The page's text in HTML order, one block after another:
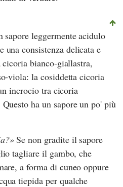
leggermente acidulo
una consistenza delicata e
bianco-giallastra,
viola: la cosiddetta cicoria
incrocio tra cicoria
Questo ha un sapore un po' più
Se non gradite il sapore
tagliare il gambo, che
a forma di cuneo oppure
tiepida per qualche